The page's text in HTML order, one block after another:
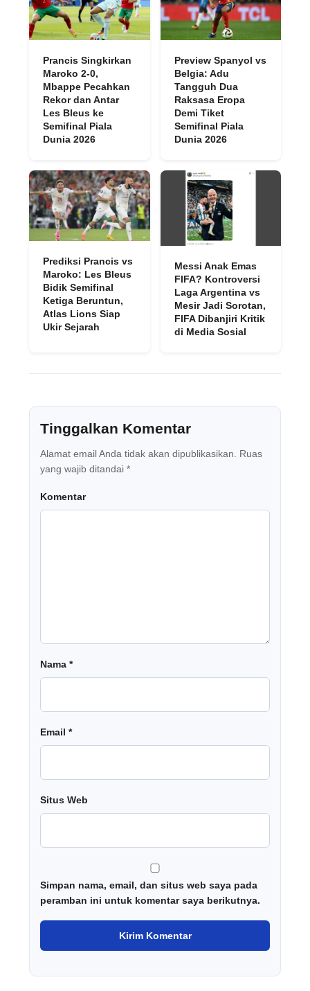
Prancis Singkirkan
Maroko 2-0,
Mbappe Pecahkan
Rekor dan Antar
Les Bleus ke
Semifinal Piala
Dunia 2026
Preview Spanyol vs
Belgia: Adu
Tangguh Dua
Raksasa Eropa
Demi Tiket
Semifinal Piala
Dunia 2026
Prediksi Prancis vs
Maroko: Les Bleus
Bidik Semifinal
Ketiga Beruntun,
Atlas Lions Siap
Ukir Sejarah
Messi Anak Emas
FIFA? Kontroversi
Laga Argentina vs
Mesir Jadi Sorotan,
FIFA Dibanjiri Kritik
di Media Sosial
Tinggalkan Komentar
Alamat email Anda tidak akan dipublikasikan.
Ruas
yang wajib ditandai *
Komentar
Nama *
Email *
Situs Web
Simpan nama, email, dan situs web saya pada
peramban ini untuk komentar saya berikutnya.